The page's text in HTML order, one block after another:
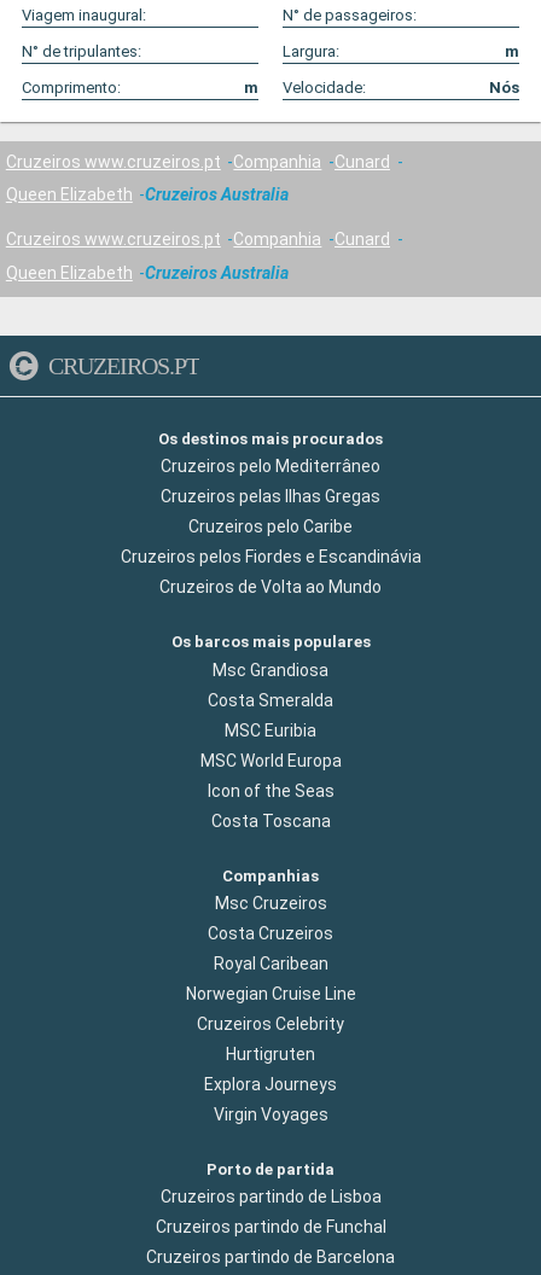
Viagem inaugural:
N° de passageiros:
N° de tripulantes:
Largura:
m
Comprimento:
m Velocidade: Nós
Cruzeiros www.cruzeiros.pt Companhia
Cunard
Queen Elizabeth
Cruzeiros Australia
Cruzeiros www.cruzeiros.pt Companhia
Cunard
Queen Elizabeth
Cruzeiros Australia
CRUZEIROS.PT
Os destinos mais procurados
Cruzeiros pelo Mediterrâneo
Cruzeiros pelas Ilhas Gregas
Cruzeiros pelo Caribe
Cruzeiros pelos Fiordes e Escandinávia
Cruzeiros de Volta ao Mundo
Os barcos mais populares
Msc Grandiosa
Costa Smeralda
MSC Euribia
MSC World Europa
Icon of the Seas
Costa Toscana
Companhias
Msc Cruzeiros
Costa Cruzeiros
Royal Caribean
Norwegian Cruise Line
Cruzeiros Celebrity
Hurtigruten
Explora Journeys
Virgin Voyages
Porto de partida
Cruzeiros partindo de Lisboa
Cruzeiros partindo de Funchal
Cruzeiros partindo de Barcelona